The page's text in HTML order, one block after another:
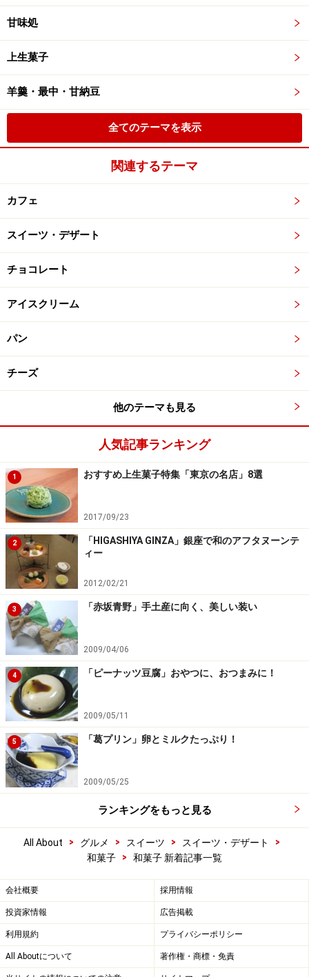
甘味処
上生菓子
羊羹・最中・甘納豆
全てのテーマを表示
関連するテーマ
カフェ
スイーツ・デザート
チョコレート
アイスクリーム
パン
チーズ
他のテーマも見る
人気記事ランキング
1 おすすめ上生菓子特集「東京の名店」8選
2017/09/23
2
「HIGASHIYA GINZA」銀座で和のアフタヌーンテ
ィー
2012/02/21
3 「赤坂青野」手土産に向く、美しい装い
2009/04/06
4 「ピーナッツ豆腐」おやつに、おつまみに！
2009/05/11
5 「葛プリン」卵とミルクたっぷり！
2009/05/25
ランキングをもっと見る
All About > グルメ > スイーツ > スイーツ・デザート
>
和菓子
> 和菓子 新着記事一覧
会社概要 採用情報
投資家情報 広告掲載
利用規約 プライバシーポリシー
All Aboutについて 著作権・商標・免責